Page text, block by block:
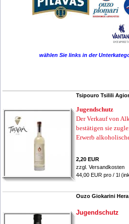
wählen Sie links in der
Tsipouro Tsilili
Jugendschutz
Der Verkauf von
bestätigen sie
Erwerb
2,20 EUR
zzgl. Versandkosten
44,00 EUR pro / 1l
Ouzo Giokarini
Jugendschutz